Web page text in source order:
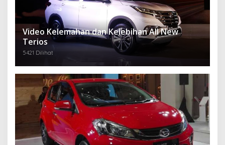
Video Kelemahan dan Kelebihan All New
Terios
5421 Dilihat